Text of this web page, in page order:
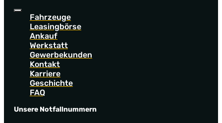
Fahrzeuge
Leasingbörse
Ankauf
Werkstatt
Gewerbekunden
Kontakt
Karriere
Geschichte
FAQ
Unsere Notfallnummern